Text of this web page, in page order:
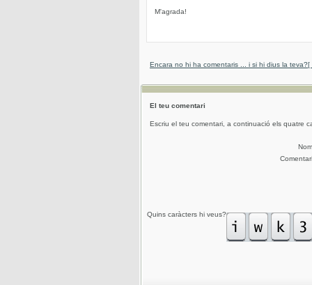
M'agrada!
Encara no hi ha comentaris ... i si hi dius la teva?[
El teu comentari
Escriu el teu comentari, a continuació els quatre
Nom
Comentari
Quins caràcters hi veus?